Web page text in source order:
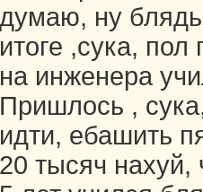
думаю, ну
итоге ,сука, пол
на инженера
Пришлось ,
идти, ебашить
20 тысяч нахуй,